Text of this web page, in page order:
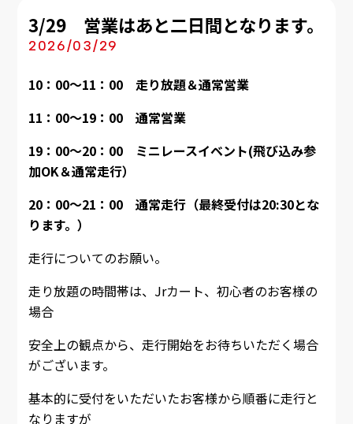
3/29 営業はあと二日間となります。
2026/03/29
10：00～11：00 走り放題＆通常営業
11：00～19：00
通常営業
19：00～20：00 ミニレースイベント(飛び込み参
加OK＆通常走行）
20：00～21：00 通常走行（最終受付は20:30とな
ります。）
走行についてのお願い。
走り放題の時間帯は、Jrカート、初心者のお客様の
場合
安全上の観点から、走行開始をお待ちいただく場合
がございます。
基本的に受付をいただいたお客様から順番に走行と
なりますが